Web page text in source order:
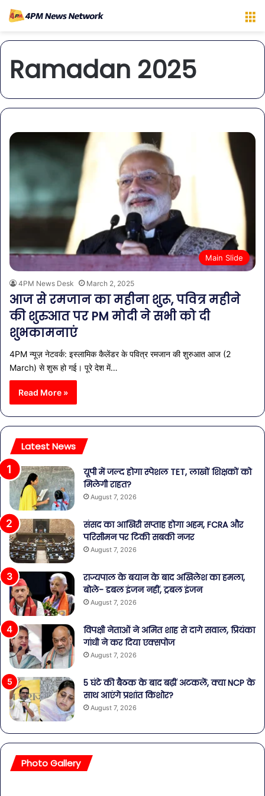
Ramadan 2025
Main Slide
4PM News Desk March 2, 2025
आज से रमजान का महीना शुरू, पवित्र महीने
की शुरुआत पर PM मोदी ने सभी को दी
शुभकामनाएं
4PM न्यूज़ नेटवर्क: इस्लामिक कैलेंडर के पवित्र रमजान की शुरुआत आज (2
March) से शुरू हो गई। पूरे देश में…
Read More »
Latest News
यूपी में जल्द होगा स्पेशल TET, लाखों शिक्षकों को
मिलेगी राहत?
August 7, 2026
संसद का आखिरी सप्ताह होगा अहम, FCRA और
परिसीमन पर टिकी सबकी नजर
August 7, 2026
राज्यपाल के बयान के बाद अखिलेश का हमला,
बोले- डबल इंजन नहीं, ट्रबल इंजन
August 7, 2026
विपक्षी नेताओं ने अमित शाह से दागे सवाल, प्रियंका
गांधी ने कर दिया एक्सपोज
August 7, 2026
5 घंटे की बैठक के बाद बढ़ीं अटकलें, क्या NCP के
साथ आएंगे प्रशांत किशोर?
August 7, 2026
Photo Gallery